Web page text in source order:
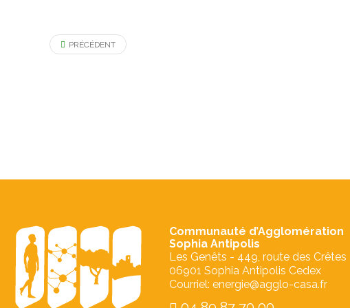
PRÉCÉDENT
Communauté d’Agglomération
Sophia Antipolis
Les Genêts - 449, route des Crêtes
06901 Sophia Antipolis Cedex
Courriel: energie@agglo-casa.fr